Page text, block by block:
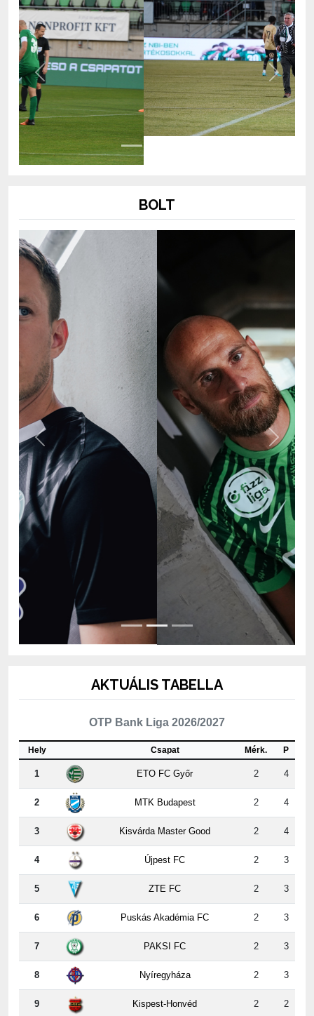
Previous Next
Previous Next
OTP Bank Liga 2026/2027
Csapat
1 ETO FC Győr 2 4
2 MTK Budapest 2 4
3 Kisvárda Master Good 2 4
4 Újpest FC 2 3
5 ZTE FC 2 3
6 Puskás Akadémia FC 2 3
7 PAKSI FC 2 3
8 Nyíregyháza 2 3
9 Kispest-Honvéd 2 2
10 Vasas 2 2